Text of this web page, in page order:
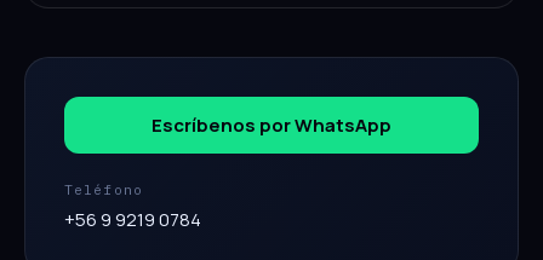
Escríbenos por WhatsApp
Teléfono
+56 9 9219 0784